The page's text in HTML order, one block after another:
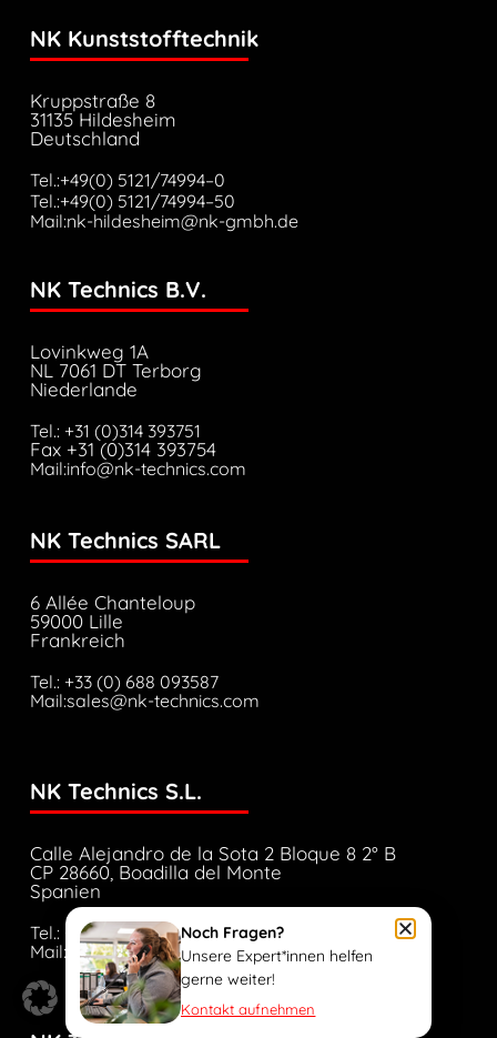
NK Kunststofftechnik
Kruppstraße 8
31135 Hildesheim
Deutschland
Tel.:+49(0) 5121/74994–0
Tel.:+49(0) 5121/74994–50
Mail:nk-hildesheim@nk-gmbh.de
NK Technics B.V.
Lovinkweg 1A
NL 7061 DT Terborg
Niederlande
Tel.: +31 (0)314 393751
Fax +31 (0)314 393754
Mail:info@nk-technics.com
NK Technics SARL
6 Allée Chanteloup
59000 Lille
Frankreich
Tel.: +33 (0) 688 093587
Mail:sales@nk-technics.com
NK Technics S.L.
Calle Alejandro de la Sota 2 Bloque 8 2° B
CP 28660, Boadilla del Monte
Spanien
Tel.: +34 673 969 753
Mail:sales@nk-technics.com
Noch Fragen?
Unsere Expert*innen helfen
gerne weiter!
Kontakt aufnehmen